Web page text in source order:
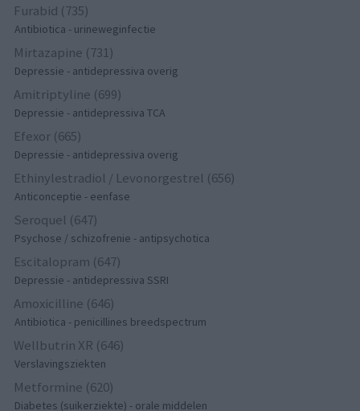
Furabid (735)
Antibiotica - urineweginfectie
Mirtazapine (731)
Depressie - antidepressiva overig
Amitriptyline (699)
Depressie - antidepressiva TCA
Efexor (665)
Depressie - antidepressiva overig
Ethinylestradiol / Levonorgestrel (656)
Anticonceptie - eenfase
Seroquel (647)
Psychose / schizofrenie - antipsychotica
Escitalopram (647)
Depressie - antidepressiva SSRI
Amoxicilline (646)
Antibiotica - penicillines breedspectrum
Wellbutrin XR (646)
Verslavingsziekten
Metformine (620)
Diabetes (suikerziekte) - orale middelen